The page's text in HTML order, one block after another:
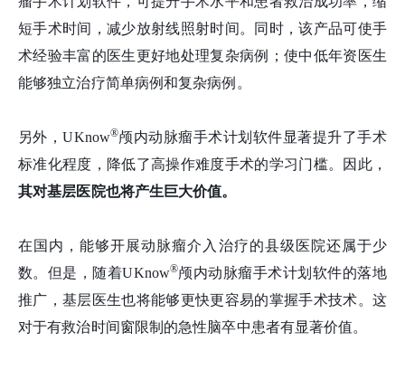
短手术时间，减少放射线照射时间。同时，该产品可使手
术经验丰富的医生更好地处理复杂病例；使中低年资医生
能够独立治疗简单病例和复杂病例。
另外，UKnow®颅内动脉瘤手术计划软件显著提升了手术
标准化程度，降低了高操作难度手术的学习门槛。因此，
其对基层医院也将产生巨大价值。
在国内，能够开展动脉瘤介入治疗的县级医院还属于少
数。但是，随着UKnow®颅内动脉瘤手术计划软件的落地
推广，基层医生也将能够更快更容易的掌握手术技术。这
对于有救治时间窗限制的急性脑卒中患者有显著价值。